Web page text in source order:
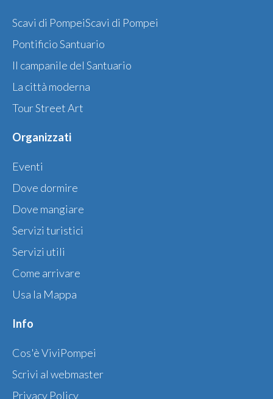
Scavi di PompeiScavi di Pompei
Pontificio Santuario
Il campanile del Santuario
La città moderna
Tour Street Art
Organizzati
Eventi
Dove dormire
Dove mangiare
Servizi turistici
Servizi utili
Come arrivare
Usa la Mappa
Info
Cos'è ViviPompei
Scrivi al webmaster
Privacy Policy